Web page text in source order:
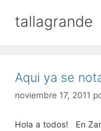
tallagrande
Aqui ya se
noviembre 17, 2011
Hola a todos! En